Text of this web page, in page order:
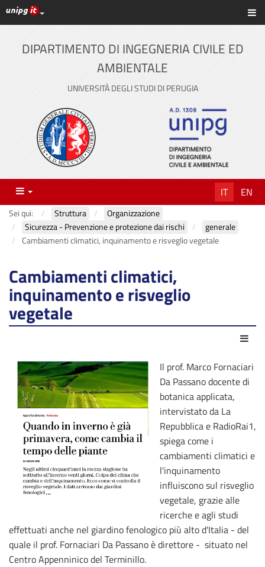
Vai
al
contenuto
principale
Link ai principali servizi web di Ateneo
DIPARTIMENTO DI INGEGNERIA CIVILE ED
AMBIENTALE
UNIVERSITÀ DEGLI STUDI DI PERUGIA
Menu IT EN
Sei qui: Struttura
Organizzazione
Sicurezza - Prevenzione e protezione dai rischi
generale
Cambiamenti climatici, inquinamento e risveglio vegetale
Cambiamenti climatici,
inquinamento e risveglio
vegetale
Il prof. Marco Fornaciari
Da Passano docente di
botanica applicata,
intervistato da La
Repubblica e RadioRai1,
spiega come i
cambiamenti climatici e
l'inquinamento
influiscono sul risveglio
vegetale, grazie alle
ricerche e agli studi
effettuati anche nel giardino fenologico più alto d'Italia - del
quale il prof. Fornaciari Da Passano è direttore - situato nel
Centro Appenninico del Terminillo.